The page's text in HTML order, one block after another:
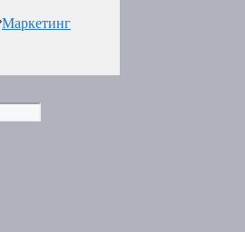
Метки
Маркетинг